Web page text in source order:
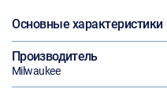
Основные характеристики
Производитель
Milwaukee